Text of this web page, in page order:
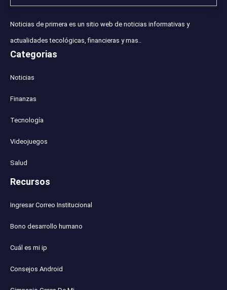
Noticias de primera es un sitio web de noticias informativas y
actualidades tecológicas, financieras y mas..
Categorias
Noticias
Finanzas
Tecnología
Videojuegos
Salud
Recursos
Ingresar Correo Institucional
Bono desarrollo humano
Cuál es mi ip
Consejos Android